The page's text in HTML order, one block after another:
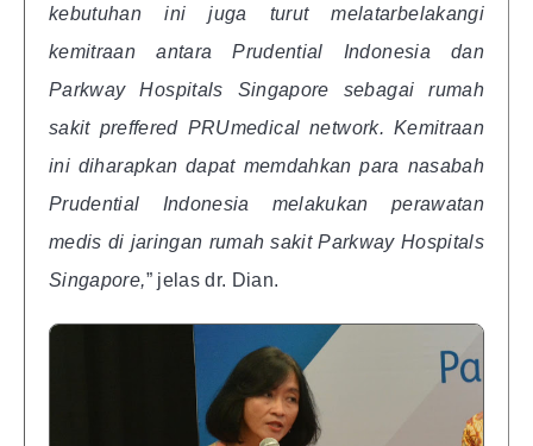
kebutuhan ini juga turut melatarbelakangi
kemitraan antara Prudential Indonesia dan
Parkway Hospitals Singapore sebagai rumah
sakit preffered PRUmedical network. Kemitraan
ini diharapkan dapat memdahkan para nasabah
Prudential Indonesia melakukan perawatan
medis di jaringan rumah sakit Parkway Hospitals
Singapore,” jelas dr. Dian.